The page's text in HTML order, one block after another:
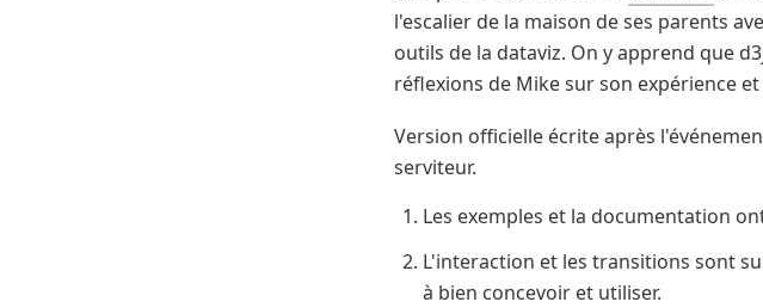
l'escalier de la maison de ses parents
outils de la dataviz. On y apprend que
réflexions de Mike sur son expérience
Version officielle écrite après
serviteur.
Les exemples et la documentation
L'interaction et les transitions sont
à bien concevoir et utiliser.